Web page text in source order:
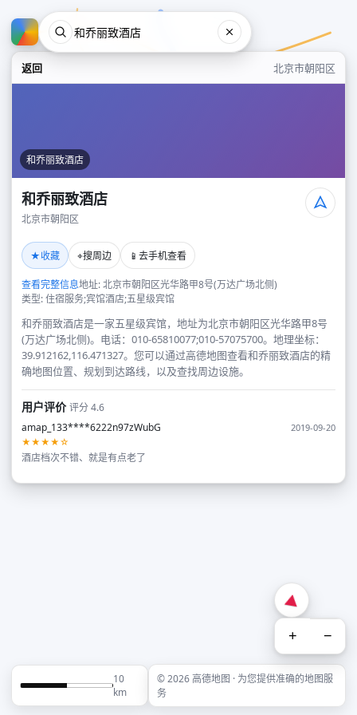
返回 北京市朝阳区
和乔丽致酒店
和乔丽致酒店
北京市朝阳区
★收藏 ⌖搜周边 📱 去手机查看
查看完整信息地址: 北京市朝阳区光华路甲8号(万达广场北侧)
类型: 住宿服务;宾馆酒店;五星级宾馆
和乔丽致酒店是一家五星级宾馆，地址为北京市朝阳区光华路甲8号
(万达广场北侧)。电话：010-65810077;010-57075700。地理坐标：
39.912162,116.471327。您可以通过高德地图查看和乔丽致酒店的精
确地图位置、规划到达路线，以及查找周边设施。
用户评价评分 4.6
amap_133****6222n97zWubG
2019-09-20
★★★★☆
酒店档次不错、就是有点老了
+ −
10
km
© 2026 高德地图 · 为您提供准确的地图服
务